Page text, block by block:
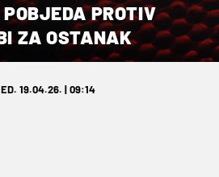
PROTIV
ZA OSTANAK
19.04.26. | 09:14